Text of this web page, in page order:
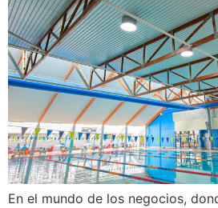
En el mundo de los negocios,